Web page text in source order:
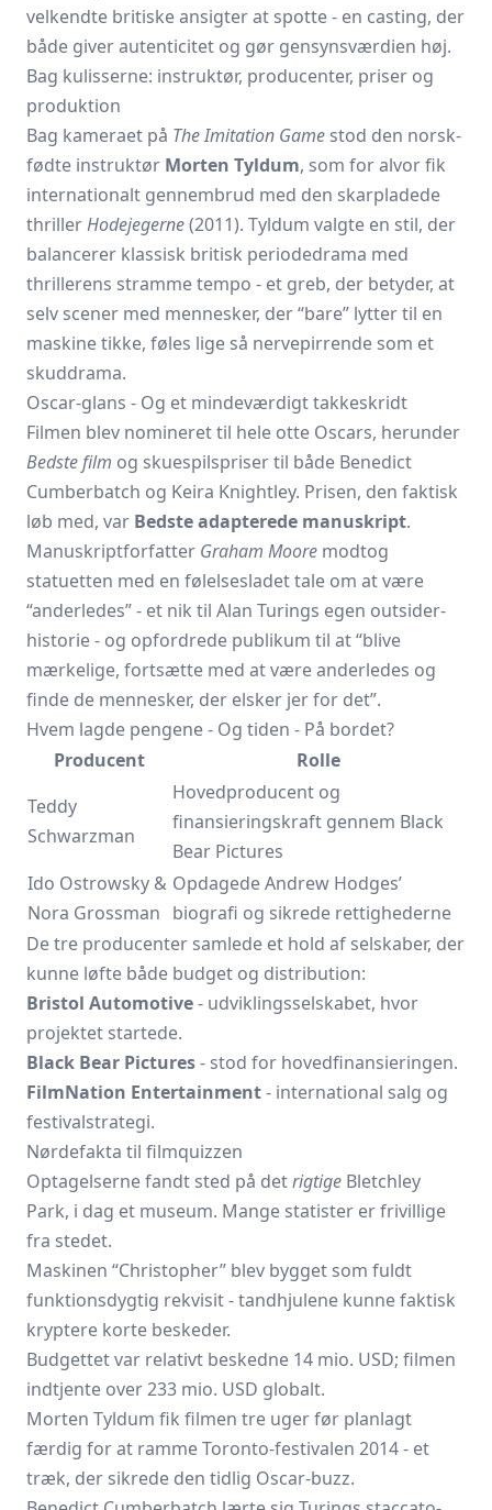
velkendte britiske ansigter at spotte - en casting, der
både giver autenticitet og gør gensynsværdien høj.
Bag kulisserne: instruktør, producenter, priser og
produktion
Bag kameraet på The Imitation Game stod den norsk-
fødte instruktør Morten Tyldum, som for alvor fik
internationalt gennembrud med den skarpladede
thrillerHodejegerne(2011). Tyldum valgte en stil, der
balancerer klassisk britisk periodedrama med
thrillerens stramme tempo - et greb, der betyder, at
selv scener med mennesker, der “bare” lytter til en
maskine tikke, føles lige så nervepirrende som et
skuddrama.
Oscar-glans - Og et mindeværdigt takkeskridt
Filmen blev nomineret til hele otte Oscars, herunder
Bedste film og skuespilspriser til både Benedict
Cumberbatch og Keira Knightley. Prisen, den faktisk
løb med, var Bedste adapterede manuskript.
Manuskriptforfatter Graham Moore modtog
statuetten med en følelsesladet tale om at være
“anderledes” - et nik til Alan Turings egen outsider-
historie - og opfordrede publikum til at “blive
mærkelige, fortsætte med at være anderledes og
finde de mennesker, der elsker jer for det”.
Hvem lagde pengene - Og tiden - På bordet?
Producent
Rolle
Teddy
Schwarzman
Hovedproducent og
finansieringskraft gennem Black
Bear Pictures
Ido Ostrowsky &
Nora Grossman
Opdagede Andrew Hodges’
biografi og sikrede rettighederne
De tre producenter samlede et hold af selskaber, der
kunne løfte både budget og distribution:
Bristol Automotive- udviklingsselskabet, hvor
projektet startede.
Black Bear Pictures- stod for hovedfinansieringen.
FilmNation Entertainment- international salg og
festivalstrategi.
Nørdefakta til filmquizzen
Optagelserne fandt sted på detrigtige Bletchley
Park, i dag et museum. Mange statister er frivillige
fra stedet.
Maskinen “Christopher” blev bygget som fuldt
funktionsdygtig rekvisit - tandhjulene kunne faktisk
kryptere korte beskeder.
Budgettet var relativt beskedne 14 mio. USD; filmen
indtjente over 233 mio. USD globalt.
Morten Tyldum fik filmen tre uger før planlagt
færdig for at ramme Toronto-festivalen 2014 - et
træk, der sikrede den tidlig Oscar-buzz.